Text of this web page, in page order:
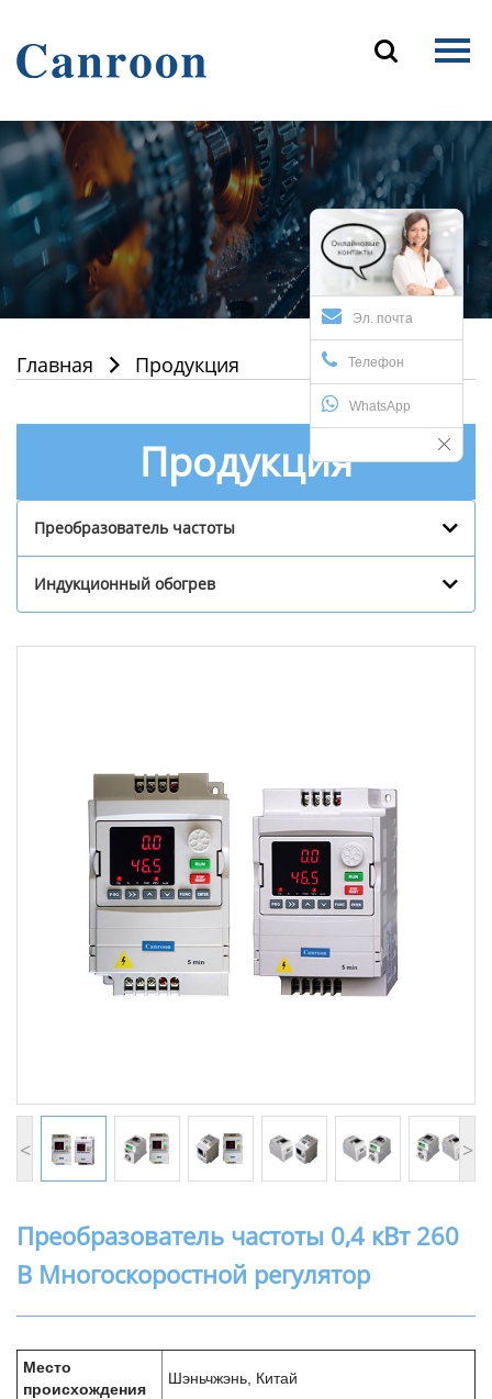

Продукция
О Нас
Новости и блог
Контакты
Эл. почта
Телефон
WhatsApp
Главная  Продукция
Продукция
Преобразователь частоты
Индукционный обогрев
< >
Преобразователь частоты 0,4 кВт 260
В Многоскоростной регулятор
Место
происхождения
Шэньчжэнь, Китай